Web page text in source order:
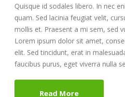
Quisque id sodales libero. In nec
quam. Sed lacinia feugiat velit,
mollis et. Praesent a mi sem, sed
Lorem ipsum dolor sit amet,
elit. Sed tincidunt, erat in
faucibus purus, eget viverra nulla
Read More